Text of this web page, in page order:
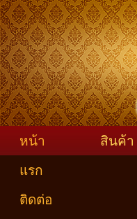
หน้า
แรก
สินค้า
ติดต่อ